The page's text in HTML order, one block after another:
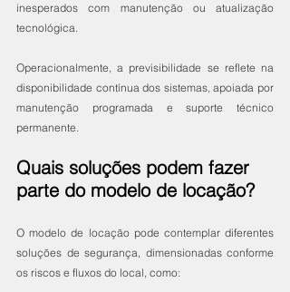
inesperados com manutenção ou atualização
tecnológica.
Operacionalmente, a previsibilidade se reflete na
disponibilidade contínua dos sistemas, apoiada por
manutenção programada e suporte técnico
permanente.
Quais soluções podem fazer
parte do modelo de locação?
O modelo de locação pode contemplar diferentes
soluções de segurança, dimensionadas conforme
os riscos e fluxos do local, como: